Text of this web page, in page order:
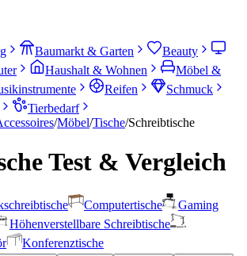
Baumarkt & Garten
Beauty
Haushalt & Wohnen
Möbel &
Reifen
Schmuck
Tierbedarf
/Möbel/Tische/Schreibtische
Test & Vergleich
Computertische
Gaming
Höhenverstellbare Schreibtische
Konferenztische